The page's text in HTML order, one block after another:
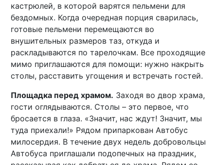
кастрюлей, в которой варятся пельмени для
бездомных. Когда очередная порция сварилась,
готовые пельмени перемещаются во
внушительных размеров таз, откуда и
раскладываются по тарелочкам. Все проходящие
мимо приглашаются для помощи: нужно накрыть
столы, расставить угощения и встречать гостей.
Площадка перед храмом. Заходя во двор храма,
гости оглядываются. Столы – это первое, что
бросается в глаза. «Значит, нас ждут! Значит, мы
туда приехали!» Рядом припаркован Автобус
милосердия. В течение двух недель добровольцы
Автобуса приглашали подопечных на праздник,